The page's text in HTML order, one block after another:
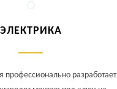
ЭЛЕКТРИКА
разработает